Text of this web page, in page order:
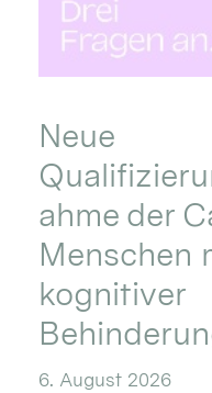
Neue
ahme der
Menschen
kognitiver
6. August 2026